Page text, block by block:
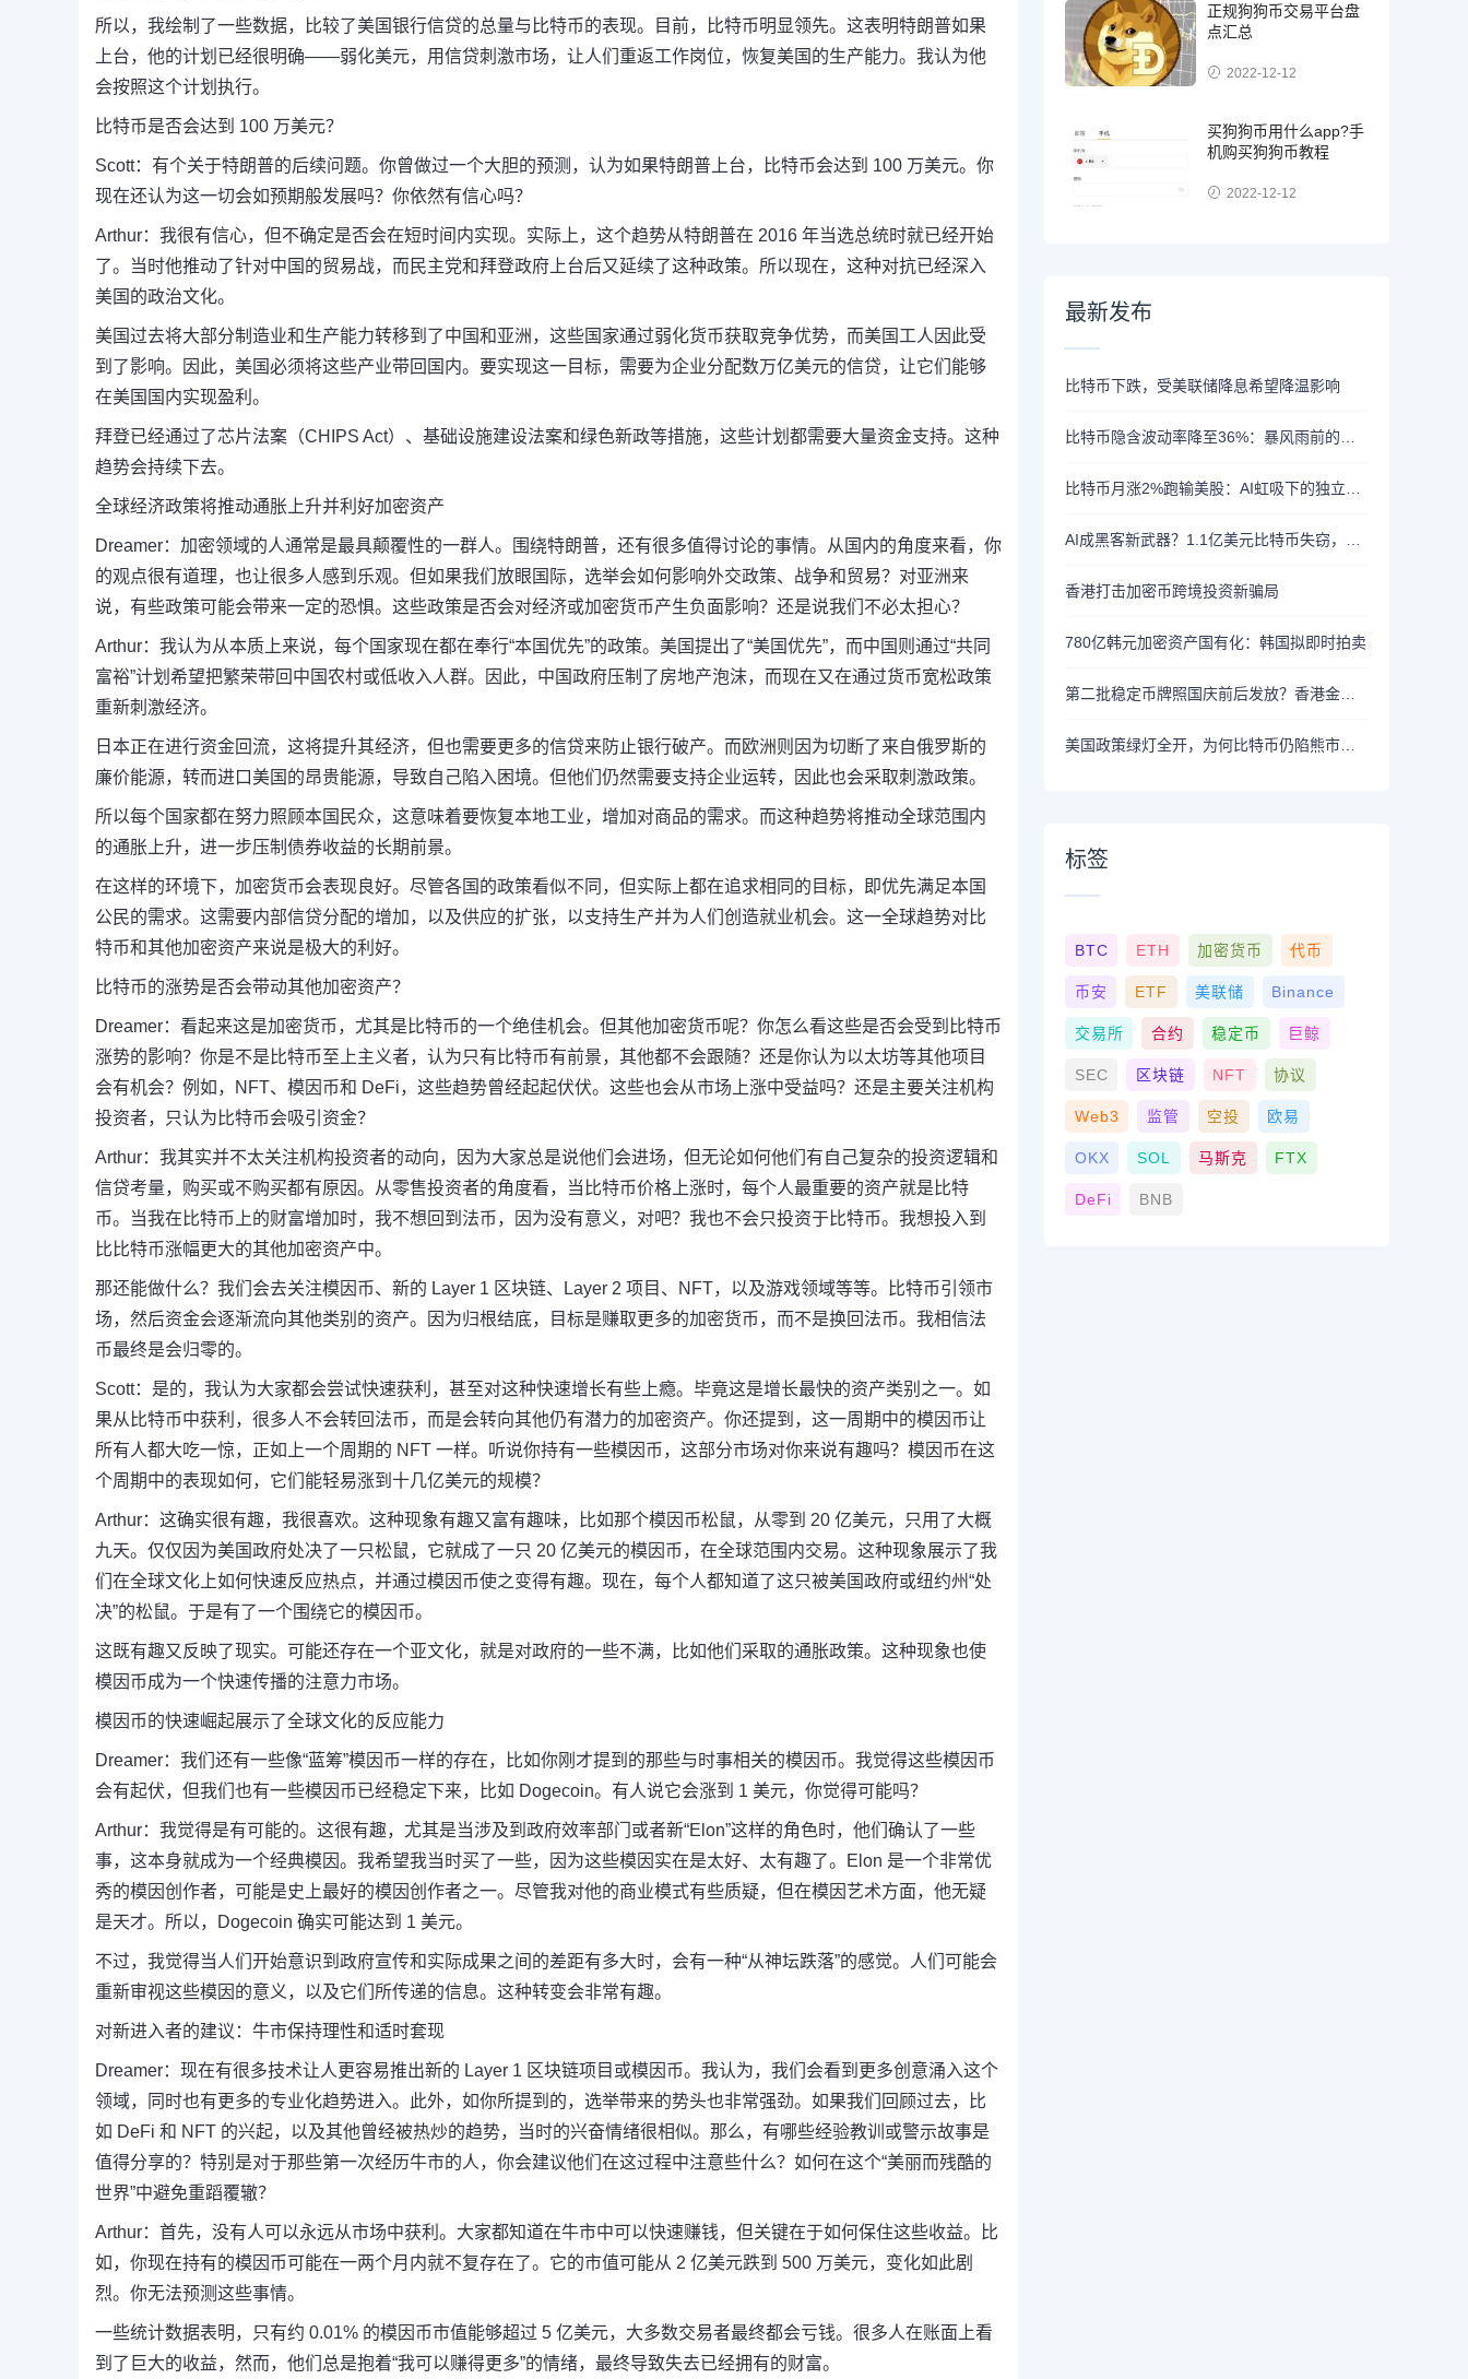
所以，我绘制了一些数据，比较了美国银行信贷的总量与比特币的表现。目前，比特币明显领先。这表明特朗普如果
上台，他的计划已经很明确——弱化美元，用信贷刺激市场，让人们重返工作岗位，恢复美国的生产能力。我认为他
会按照这个计划执行。
比特币是否会达到 100 万美元？
Scott： 有个关于特朗普的后续问题。 你曾做过一个大胆的预测，认为如果特朗普上台，比特币会达到 100 万美元。 你
现在还认为这一切会如预期般发展吗？ 你依然有信心吗？
Arthur： 我很有信心，但不确定是否会在短时间内实现。 实际上，这个趋势从特朗普在 2016 年当选总统时就已经开始
了。
当时他推动了针对中国的贸易战，而民主党和拜登政府上台后又延续了这种政策。 所以现在，这种对抗已经深入
美国的政治文化。
美国过去将大部分制造业和生产能力转移到了中国和亚洲，这些国家通过弱化货币获取竞争优势，而美国工人因此受
到了影响。因此，美国必须将这些产业带回国内。要实现这一目标，需要为企业分配数万亿美元的信贷，让它们能够
在美国国内实现盈利。
拜登已经通过了芯片法案（CHIPS Act）、基础设施建设法案和绿色新政等措施，这些计划都需要大量资金支持。这种
趋势会持续下去。
全球经济政策将推动通胀上升并利好加密资产
Dreamer： 加密领域的人通常是最具颠覆性的一群人。 围绕特朗普，还有很多值得讨论的事情。
从国内的角度来看，你
的观点很有道理，也让很多人感到乐观。 但如果我们放眼国际，选举会如何影响外交政策、战争和贸易？ 对亚洲来
说，有些政策可能会带来一定的恐惧。 这些政策是否会对经济或加密货币产生负面影响？ 还是说我们不必太担心？
Arthur： 我认为从本质上来说，每个国家现在都在奉行“本国优先”的政策。 美国提出了“美国优先”，而中国 则通过“共同
富裕”计划希望把繁荣带回中国农村或低收入人群。
因此，中国政府压制了房地产泡沫，而现在又在通过货币宽松政策
重新刺激经济。
日本正在进行资金回流，这将提升其经济，但也需要更多的信贷来防止银行破产。而欧洲则因为切断了来自俄罗斯的
廉价能源，转而进口美国的昂贵能源，导致自己陷入困境。但他们仍然需要支持企业运转，因此也会采取刺激政策。
所以每个国家都在努力照顾本国民众，这意味着要恢复本地工业，增加对商品的需求。而这种趋势将推动全球范围内
的通胀上升，进一步压制债券收益的长期前景。
在这样的环境下，加密货币会表现良好。尽管各国的政策看似不同，但实际上都在追求相同的目标，即优先满足本国
公民的需求。这需要内部信贷分配的增加，以及供应的扩张，以支持生产并为人们创造就业机会。这一全球趋势对比
特币和其他加密资产来说是极大的利好。
比特币的涨势是否会带动其他加密资产？
Dreamer： 看起来这是加密货币，尤其是比特币的一个绝佳机会。 但其他加密货币呢？ 你怎么看这些是否会受到比特币
涨势的影响？ 你是不是比特币至上主义者，认为只有比特币有前景，其他都不会跟随？ 还是你认为以太坊等其他项目
会有机会？ 例如，NFT、模因币和 DeFi，这些趋势曾经起起伏伏。 这些也会从市场上涨中受益吗？ 还是主要关注机构
投资者，只认为比特币会吸引资金？
Arthur： 我其实并不太关注机构投资者的动向，因为大家总是说他们会进场，但无论如何他们有自己复杂的投资逻辑和
信贷考量，购买或不购买都有原因。
从零售投资者的角度看，当比特币价格上涨时，每个人最重要的资产就是比特
币。
当我在比特币上的财富增加时，我不想回到法币，因为没有意义，对吧？ 我也不会只投资于比特币。 我想投入到
比比特币涨幅更大的其他加密资产中。
那还能做什么？我们会去关注模因币、新的 Layer 1 区块链、Layer 2 项目、NFT，以及游戏领域等等。比特币引领市
场，然后资金会逐渐流向其他类别的资产。因为归根结底，目标是赚取更多的加密货币，而不是换回法币。我相信法
币最终是会归零的。
Scott： 是的，我认为大家都会尝试快速获利，甚至对这种快速增长有些上瘾。 毕竟这是增长最快的资产类别之一。 如
果从比特币中获利，很多人不会转回法币，而是会转向其他仍有潜力的加密资产。 你还提到，这一周期中的模因币让
所有人都大吃一惊，正如上一个周期的 NFT 一样。
听说你持有一些模因币，这部分市场对你来说有趣吗？ 模因币在这
个周期中的表现如何，它们能轻易涨到十几亿美元的规模？
Arthur： 这确实很有趣，我很喜欢。 这种现象有趣又富有趣味，比如那个模因币松鼠 ，从零到 20 亿美元，只用了大概
九天。 仅仅因为美国政府处决了一只松鼠，它就成了一只 20 亿美元的模因币，在全球范围内交易。 这种现象展示了我
们在全球文化上如何快速反应热点，并通过模因币使之变得有趣。 现在，每个人都知道了这只被美国政府或纽约州“处
决”的松鼠。 于是有了一个围绕它的模因币。
这既有趣又反映了现实。可能还存在一个亚文化，就是对政府的一些不满，比如他们采取的通胀政策。这种现象也使
模因币成为一个快速传播的注意力市场。
模因币的快速崛起展示了全球文化的反应能力
Dreamer： 我们还有一些像“蓝筹”模因币一样的存在，比如你刚才提到的那些与时事相关的模因币。 我觉得这些模因币
会有起伏，但我们也有一些模因币已经稳定下来，比如 Dogecoin。 有人说它会涨到 1 美元，你觉得可能吗？
Arthur： 我觉得是有可能的。 这很有趣，尤其是当涉及到政府效率部门或者新“Elon”这样的角色时，他们确认了一些
事，这本身就成为一个经典模因。 我希望我当时买了一些，因为这些模因实在是太好、太有趣了。
Elon 是一个非常优
秀的模因创作者，可能是史上最好的模因创作者之一。 尽管我对他的商业模式有些质疑，但在模因艺术方面，他无疑
是天才。 所以，Dogecoin 确实可能达到 1 美元。
不过，我觉得当人们开始意识到政府宣传和实际成果之间的差距有多大时，会有一种“从神坛跌落”的感觉。人们可能会
重新审视这些模因的意义，以及它们所传递的信息。这种转变会非常有趣。
对新进入者的建议：牛市保持理性和适时套现
Dreamer： 现在有很多技术让人更容易推出新的 Layer 1 区块链项目或模因币。 我认为，我们会看到更多创意涌入这个
领域，同时也有更多的专业化趋势进入。
此外，如你所提到的，选举带来的势头也非常强劲。 如果我们回顾过去，比
如 DeFi 和 NFT 的兴起，以及其他曾经被热炒的趋势，当时的兴奋情绪很相似。 那么，有哪些经验教训或警示故事是
值得分享的？ 特别是对于那些第一次经历牛市的人，你会建议他们在这过程中注意些什么？ 如何在这个“美丽而残酷的
世界”中避免重蹈覆辙？
Arthur： 首先，没有人可以永远从市场中获利。 大家都知道在牛市中可以快速赚钱，但关键在于如何保住这些收益。
比
如，你现在持有的模因币可能在一两个月内就不复存在了。 它的市值可能从 2 亿美元跌到 500 万美元，变化如此剧
烈。 你无法预测这些事情。
一些统计数据表明，只有约 0.01% 的模因币市值能够超过 5 亿美元，大多数交易者最终都会亏钱。很多人在账面上看
到了巨大的收益，然而，他们总是抱着“我可以赚得更多”的情绪，最终导致失去已经拥有的财富。
正规狗狗币交易平台盘
点汇总
2022-12-12
买狗狗币用什么app?手
机购买狗狗币教程
2022-12-12
最新发布
比特币下跌，受美联储降息希望降温影响
香港打击加密币跨境投资新骗局
780亿韩元加密资产国有化：韩国拟即时拍卖
标签
BTC ETH 加密货币 代币
币安 ETF 美联储 Binance
交易所 合约 稳定币 巨鲸
SEC 区块链 NFT 协议
Web3 监管 空投 欧易
OKX SOL 马斯克 FTX
DeFi BNB